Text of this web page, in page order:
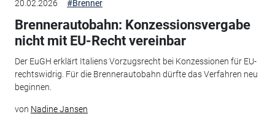
20.02.2026 #Brenner
Brennerautobahn: Konzessionsvergabe
nicht mit EU-Recht vereinbar
Der EuGH erklärt Italiens Vorzugsrecht bei Konzessionen für EU-
rechtswidrig. Für die Brennerautobahn dürfte das Verfahren neu
beginnen.
von Nadine Jansen